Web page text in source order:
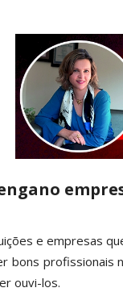
e empresas
bons profissionais
ouvi-los.